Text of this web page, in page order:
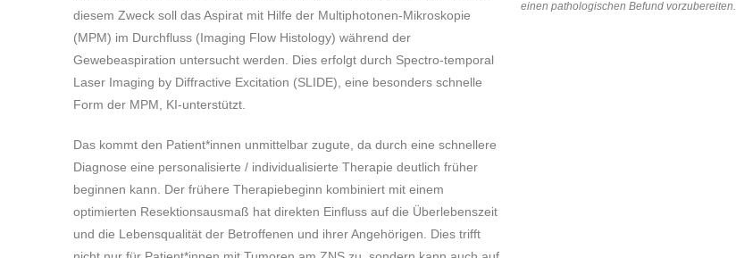
diesem Zweck soll das Aspirat mit Hilfe der Multiphotonen-Mikroskopie
(MPM) im Durchfluss (Imaging Flow Histology) während der
Gewebeaspiration untersucht werden. Dies erfolgt durch Spectro-temporal
Laser Imaging by Diffractive Excitation (SLIDE), eine besonders schnelle
Form der MPM, KI-unterstützt.
Das kommt den Patient*innen unmittelbar zugute, da durch eine schnellere
Diagnose eine personalisierte / individualisierte Therapie deutlich früher
beginnen kann. Der frühere Therapiebeginn kombiniert mit einem
optimierten Resektionsausmaß hat direkten Einfluss auf die Überlebenszeit
und die Lebensqualität der Betroffenen und ihrer Angehörigen. Dies trifft
einen pathologischen Befund vorzubereiten.